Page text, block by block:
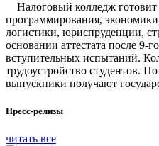
Налоговый колледж готовит
программирования,
логистики, юриспруденции,
основании аттестата после 9-
вступительных испытаний.
трудоустройство студентов.
выпускники получают
Пресс-релизы
читать все